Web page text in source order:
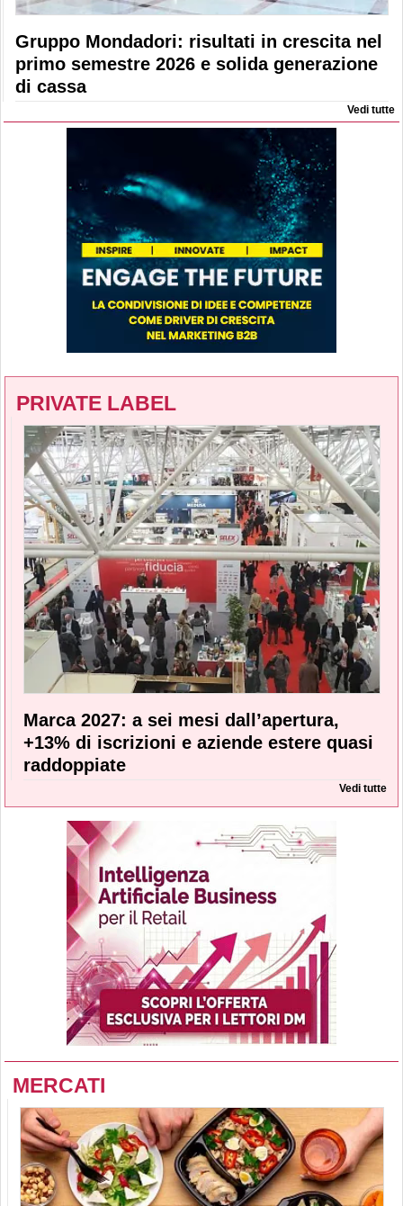
Gruppo Mondadori: risultati in crescita nel
primo semestre 2026 e solida generazione
di cassa
Vedi tutte
PRIVATE LABEL
Marca 2027: a sei mesi dall’apertura,
+13% di iscrizioni e aziende estere quasi
raddoppiate
Vedi tutte
MERCATI